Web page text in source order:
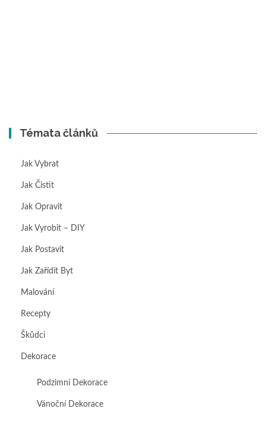
Témata článků
Jak Vybrat
Jak Čistit
Jak Opravit
Jak Vyrobit – DIY
Jak Postavit
Jak Zařídit Byt
Malování
Recepty
Škůdci
Dekorace
Podzimní Dekorace
Vánoční Dekorace